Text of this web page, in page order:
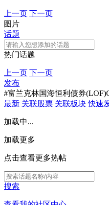
上一页 下一页
图片
话题
热门话题
上一页 下一页
发布
#富兰克林国海恒利债券
最新 关联股票 关联板块 快速
加载中...
加载更多
点击查看更多热帖
搜索